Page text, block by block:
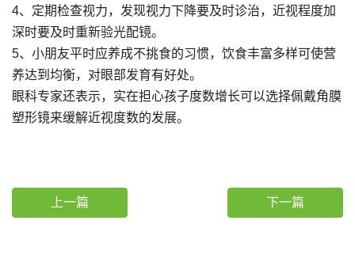
4、定期检查视力，发现视力下降要及时诊治，近视程度加
深时要及时重新验光配镜。
5、小朋友平时应养成不挑食的习惯，饮食丰富多样可使营
养达到均衡，对眼部发育有好处。
眼科专家还表示，实在担心孩子度数增长可以选择佩戴角膜
塑形镜来缓解近视度数的发展。
上一篇 下一篇